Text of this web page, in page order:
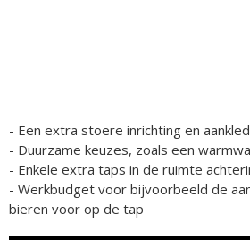
- Een extra stoere inrichting en
- Duurzame keuzes, zoals een
- Enkele extra taps in de ruimte
- Werkbudget voor bijvoorbeeld de
bieren voor op de tap